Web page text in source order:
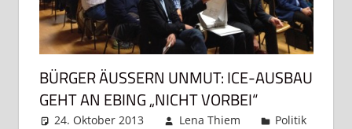
BÜRGER ÄUSSERN UNMUT: ICE-AUSBAU G
EHT AN EBING „NICHT VORBEI“
24. Oktober 2013 Lena Thiem
Politik